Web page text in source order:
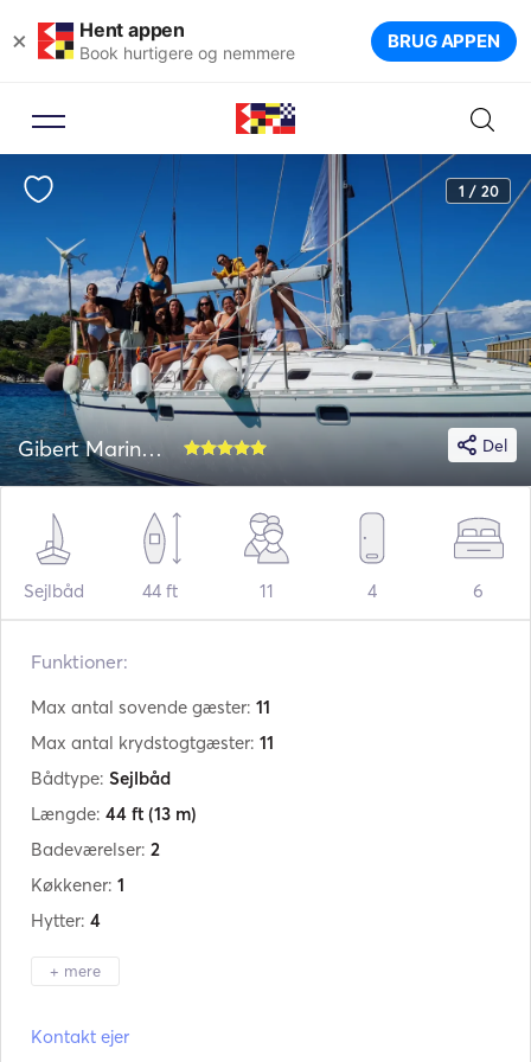
× Hent appen
Book hurtigere og nemmere BRUG APPEN
1 / 20
Del
Gibert Marine 44
Sejlbåd 44 ft 11 4 6
Funktioner:
Max antal sovende gæster: 11
Max antal krydstogtgæster: 11
Bådtype: Sejlbåd
Længde: 44 ft (13 m)
Badeværelser: 2
Køkkener: 1
Hytter: 4
+ mere
Kontakt ejer